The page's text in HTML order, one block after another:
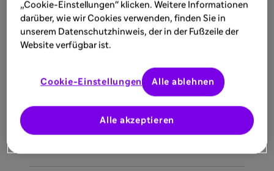
Mehr Infos zur Episode
„Cookie-Einstellungen" klicken. Weitere Informationen
darüber, wie wir Cookies verwenden, finden Sie in
unserem Datenschutzhinweis, der in der Fußzeile der
Website verfügbar ist.
Cookie-Einstellungen
Alle akzeptieren
Alle ablehnen